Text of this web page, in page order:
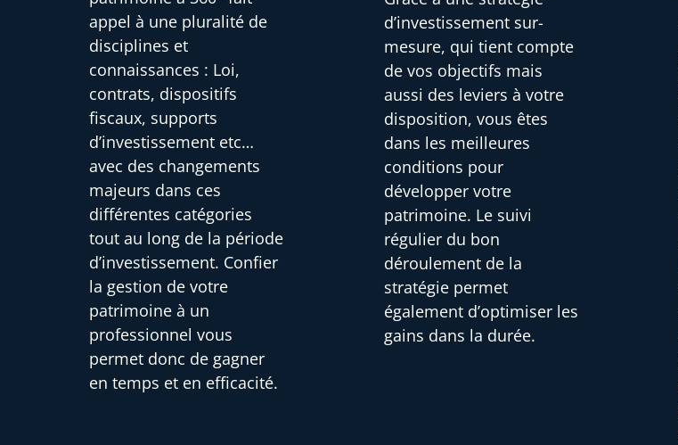
appel à une pluralité de
disciplines et
connaissances : Loi,
contrats, dispositifs
fiscaux, supports
d’investissement etc…
avec des changements
majeurs dans ces
différentes catégories
tout au long de la période
d’investissement. Confier
la gestion de votre
patrimoine à un
professionnel vous
permet donc de gagner
en temps et en efficacité.
d’investissement sur-
mesure, qui tient compte
de vos objectifs mais
aussi des leviers à votre
disposition, vous êtes
dans les meilleures
conditions pour
développer votre
patrimoine. Le suivi
régulier du bon
déroulement de la
stratégie permet
également d’optimiser les
gains dans la durée.